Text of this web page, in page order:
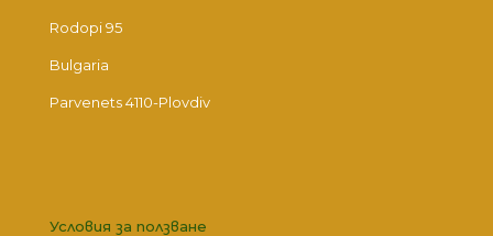
Rodopi 95
Bulgaria
Parvenets 4110-Plovdiv
Условия за ползване